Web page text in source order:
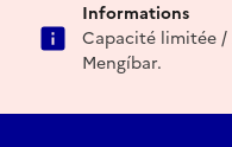
Informations
Capacité limitée /
Mengíbar.